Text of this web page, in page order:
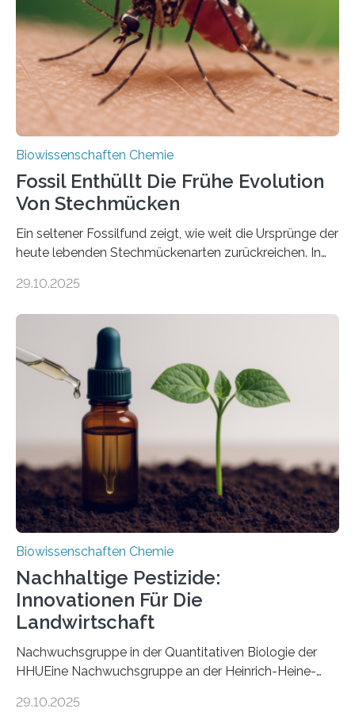
Süßwasseralge Coleochaetophyceae. Einige Arten
dieser Gruppe bilden aus Zellfäden dichte Geflechte
mit scheibenförmiger Gestalt. Was auffällig ist: Die
nächsten…
Biowissenschaften Chemie
Fossil Enthüllt Die Frühe Evolution
Von Stechmücken
Ein seltener Fossilfund zeigt, wie weit die Ursprünge der
heute lebenden Stechmückenarten zurückreichen. In
Forschende die bisher älteste bekannte Stechmücken-
Region Kachin in Myanmar und hat sich in
ausgezeichnetem Zustand erhalten. Es konnte als neue
Art einer neuen Gattung beschrieben werden und trägt
nun den Namen Cretosabethes primaevus. Dieser erste
fossile Nachweis einer Stechmückenlarve in Bernstein
stellt gleichzeitig den ersten Fossilfund einer
Mückenlarve aus dem Mesozoikum dar, denn…
29.10.2025
Biowissenschaften Chemie
Nachhaltige Pestizide:
Innovationen Für Die
Landwirtschaft
Nachwuchsgruppe in der Quantitativen Biologie der
HHUEine Nachwuchsgruppe an der Heinrich-Heine-
fünf Jahren erforschen, wie Bakterien auf
29.10.2025